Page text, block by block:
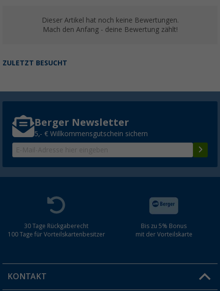
Dieser Artikel hat noch keine Bewertungen.
Mach den Anfang - deine Bewertung zählt!
ZULETZT BESUCHT
Berger Newsletter
5,- € Willkommensgutschein sichern
30 Tage Rückgaberecht
100 Tage für Vorteilskartenbesitzer
Bis zu 5% Bonus
mit der Vorteilskarte
KONTAKT